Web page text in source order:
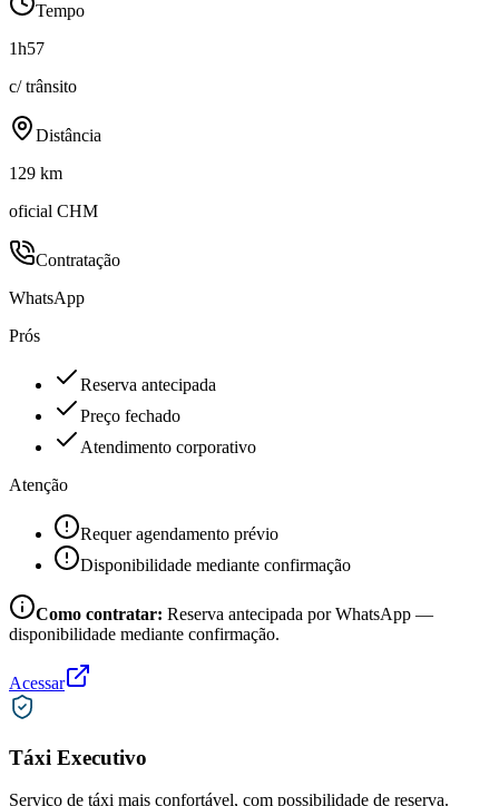
Tempo
1h57
c/ trânsito
Distância
129 km
oficial CHM
Contratação
WhatsApp
Prós
Reserva antecipada
Preço fechado
Atendimento corporativo
Atenção
Requer agendamento prévio
Disponibilidade mediante confirmação
Como contratar: Reserva antecipada por WhatsApp —
disponibilidade mediante confirmação.
Acessar
Táxi Executivo
Serviço de táxi mais confortável, com possibilidade de reserva.